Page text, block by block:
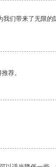
们带来了无限的
荐。